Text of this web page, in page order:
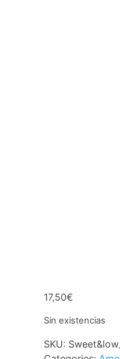
17,50€
Sin existencias
SKU: